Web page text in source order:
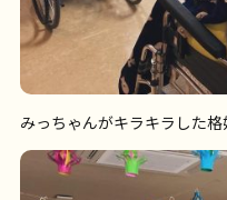
みっちゃんがキラキラした格